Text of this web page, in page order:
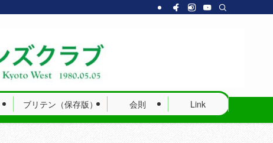
ブリテン（保存版） 会則 Link